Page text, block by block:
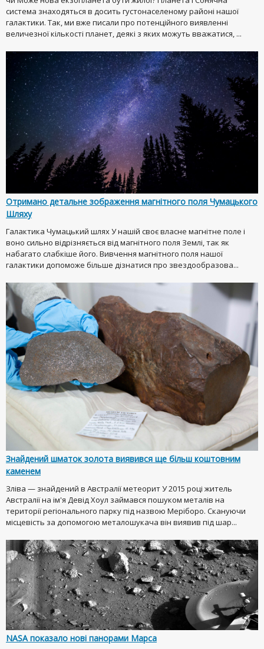
система знаходяться в досить густонаселеному районі нашої
галактики. Так, ми вже писали про потенційного виявленні
величезної кількості планет, деякі з яких можуть вважатися, ...
Отримано детальне зображення магнітного поля Чумацького
Шляху
Галактика Чумацький шлях У нашій своє власне магнітне поле і
воно сильно відрізняється від магнітного поля Землі, так як
набагато слабкіше його. Вивчення магнітного поля нашої
галактики допоможе більше дізнатися про звездообразова...
Знайдений шматок золота виявився ще більш коштовним
каменем
Зліва — знайдений в Австралії метеорит У 2015 році житель
Австралії на ім'я Девід Хоул займався пошуком металів на
території регіонального парку під назвою Меріборо. Скануючи
місцевість за допомогою металошукача він виявив під шар...
NASA показало нові панорами Марса